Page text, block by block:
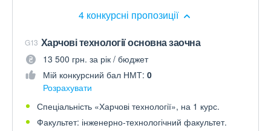
4 конкурсні пропозиції
G13 Харчові технології основна заочна
13 500 грн. за рік / бюджет
Мій конкурсний бал НМТ: 0
Розрахувати
Спеціальність «Харчові технології», на 1 курс.
Факультет: інженерно-технологічний факультет.